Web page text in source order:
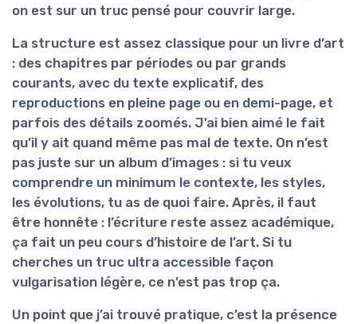
on est sur un truc pensé pour couvrir large.
La structure est assez classique pour un livre d’art
: des chapitres par périodes ou par grands
courants, avec du texte explicatif, des
reproductions en pleine page ou en demi-page, et
parfois des détails zoomés. J’ai bien aimé le fait
qu’il y ait quand même pas mal de texte. On n’est
pas juste sur un album d’images : si tu veux
comprendre un minimum le contexte, les styles,
les évolutions, tu as de quoi faire. Après, il faut
être honnête : l’écriture reste assez académique,
ça fait un peu cours d’histoire de l’art. Si tu
cherches un truc ultra accessible façon
vulgarisation légère, ce n’est pas trop ça.
Un point que j’ai trouvé pratique, c’est la présence